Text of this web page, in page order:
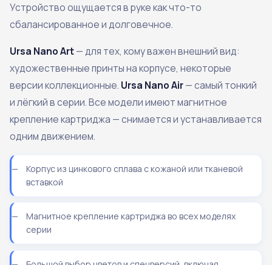
Устройство ощущается в руке как что-то
сбалансированное и долговечное.
Ursa Nano Art— для тех, кому важен внешний вид:
художественные принты на корпусе, некоторые
версии коллекционные. Ursa Nano Air— самый тонкий
и лёгкий в серии. Все модели имеют магнитное
крепление картриджа — снимается и устанавливается
одним движением.
Корпус из цинкового сплава с кожаной или тканевой
вставкой
Магнитное крепление картриджа во всех моделях
серии